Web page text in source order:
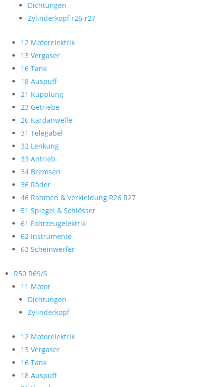
Dichtungen
Zylinderkopf r26-r27
12 Motorelektrik
13 Vergaser
16 Tank
18 Auspuff
21 Kupplung
23 Getriebe
26 Kardanwelle
31 Telegabel
32 Lenkung
33 Antrieb
34 Bremsen
36 Räder
46 Rahmen & Verkleidung R26 R27
51 Spiegel & Schlösser
61 Fahrzeugelektrik
62 Instrumente
63 Scheinwerfer
R50 R69/S
11 Motor
Dichtungen
Zylinderkopf
12 Motorelektrik
13 Vergaser
16 Tank
18 Auspuff